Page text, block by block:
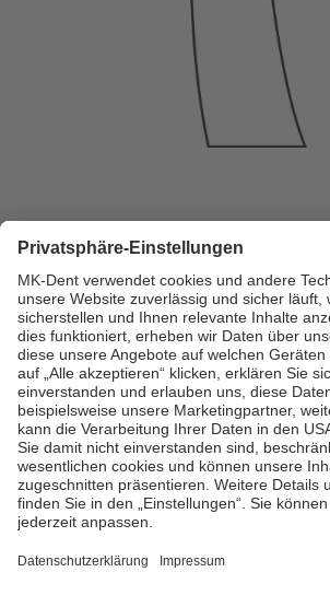
Il corpo Eco, espressione di puro minimalismo, si
senza tempo. La superficie liscia e cromata è
d’aria riprofilate migliorano il flusso d’aria nella
AeroPerformance. Grazie a due varianti di testina, la
diverse preferenze cliniche.